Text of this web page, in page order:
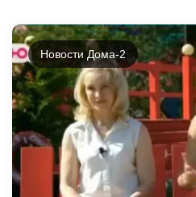
Новости Дома-2